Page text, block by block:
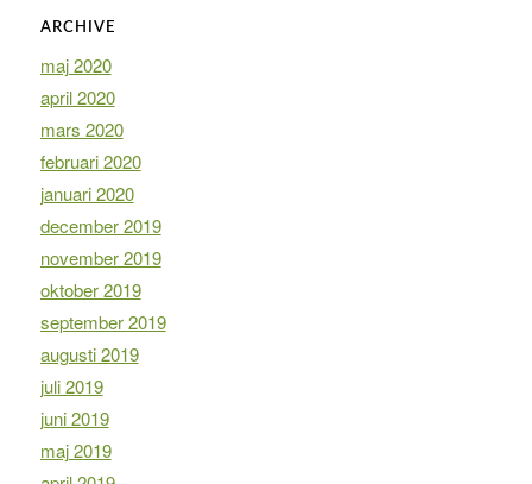
ARCHIVE
maj 2020
april 2020
mars 2020
februari 2020
januari 2020
december 2019
november 2019
oktober 2019
september 2019
augusti 2019
juli 2019
juni 2019
maj 2019